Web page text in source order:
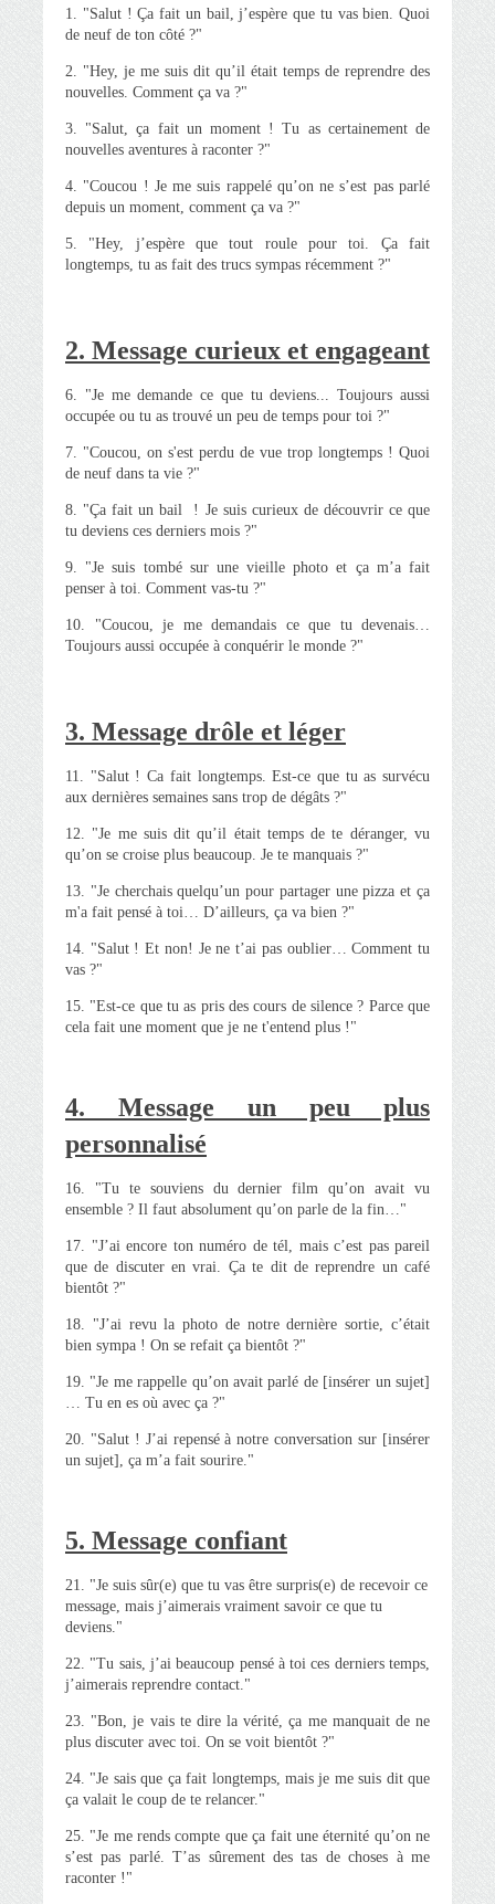
1. "Salut ! Ça fait un bail, j’espère que tu vas bien. Quoi
de neuf de ton côté ?"
2. "Hey, je me suis dit qu’il était temps de reprendre des
nouvelles. Comment ça va ?"
3. "Salut, ça fait un moment ! Tu as certainement de
nouvelles aventures à raconter ?"
4. "Coucou ! Je me suis rappelé qu’on ne s’est pas parlé
depuis un moment, comment ça va ?"
5. "Hey, j’espère que tout roule pour toi. Ça fait
longtemps, tu as fait des trucs sympas récemment ?"
2. Message curieux et engageant
6. "Je me demande ce que tu deviens... Toujours aussi
occupée ou tu as trouvé un peu de temps pour toi ?"
7. "Coucou, on s'est perdu de vue trop longtemps ! Quoi
de neuf dans ta vie ?"
8. "Ça fait un bail ! Je suis curieux de découvrir ce que
tu deviens ces derniers mois ?"
9. "Je suis tombé sur une vieille photo et ça m’a fait
penser à toi. Comment vas-tu ?"
10. "Coucou, je me demandais ce que tu devenais…
Toujours aussi occupée à conquérir le monde ?"
3. Message drôle et léger
11. "Salut ! Ca fait longtemps. Est-ce que tu as survécu
aux dernières semaines sans trop de dégâts ?"
12. "Je me suis dit qu’il était temps de te déranger, vu
qu’on se croise plus beaucoup. Je te manquais ?"
13. "Je cherchais quelqu’un pour partager une pizza et ça
m'a fait pensé à toi… D’ailleurs, ça va bien ?"
14. "Salut ! Et non! Je ne t’ai pas oublier… Comment tu
vas ?"
15. "Est-ce que tu as pris des cours de silence ? Parce que
cela fait une moment que je ne t'entend plus !"
4. Message un peu plus
personnalisé
16. "Tu te souviens du dernier film qu’on avait vu
ensemble ? Il faut absolument qu’on parle de la fin…"
17. "J’ai encore ton numéro de tél, mais c’est pas pareil
que de discuter en vrai. Ça te dit de reprendre un café
bientôt ?"
18. "J’ai revu la photo de notre dernière sortie, c’était
bien sympa ! On se refait ça bientôt ?"
19. "Je me rappelle qu’on avait parlé de [insérer un sujet]
… Tu en es où avec ça ?"
20. "Salut ! J’ai repensé à notre conversation sur [insérer
un sujet], ça m’a fait sourire."
5. Message confiant
21. "Je suis sûr(e) que tu vas être surpris(e) de recevoir ce
message, mais j’aimerais vraiment savoir ce que tu
deviens."
22. "Tu sais, j’ai beaucoup pensé à toi ces derniers temps,
j’aimerais reprendre contact."
23. "Bon, je vais te dire la vérité, ça me manquait de ne
plus discuter avec toi. On se voit bientôt ?"
24. "Je sais que ça fait longtemps, mais je me suis dit que
ça valait le coup de te relancer."
25. "Je me rends compte que ça fait une éternité qu’on ne
s’est pas parlé. T’as sûrement des tas de choses à me
raconter !"